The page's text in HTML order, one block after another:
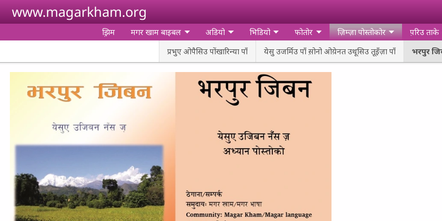
Skip to main content
www.magarkham.org
झ़िम मगर खाम बाइबल अडियो भिडियो फोतोर
ज़िम्‍ज़ा पोस्‍तोकोर
प्रभुए ओपैसिउ पोंखारिन्या पाँ
येसु उजर्मिउ पाँ स़ोनो ओय़ेनत उथूसिउ तूइँज़ा पाँ भरपुर
प़रिउ ताके